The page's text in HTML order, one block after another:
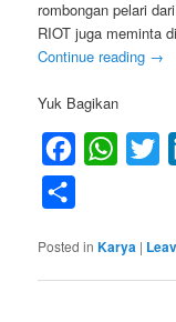
rombongan pelari
RIOT juga meminta
Continue reading →
Yuk Bagikan
Facebook
Posted in Karya |